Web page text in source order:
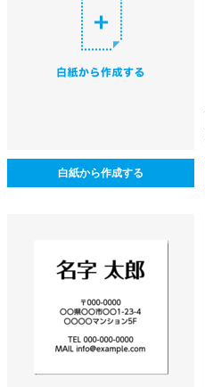
白紙から作成する